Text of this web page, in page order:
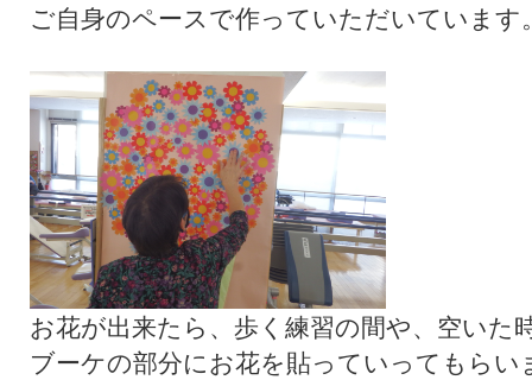
ご自身のペースで作っていただいています
お花が出来たら、歩く練習の間や、空いた
ブーケの部分にお花を貼っていってもらい